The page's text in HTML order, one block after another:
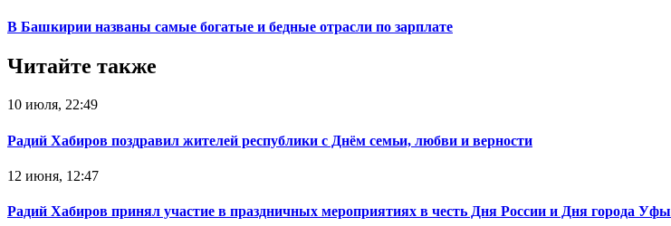
В Башкирии названы самые богатые и бедные отрасли по зарплате
Читайте также
10 июля, 22:49
Радий Хабиров поздравил жителей республики с Днём семьи, любви и верности
12 июня, 12:47
Радий Хабиров принял участие в праздничных мероприятиях в честь Дня России и Дня города Уфы